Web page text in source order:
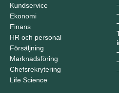
Kundservice
Ekonomi
Finans
HR och personal
Försäljning
Marknadsföring
Chefsrekrytering
Life Science